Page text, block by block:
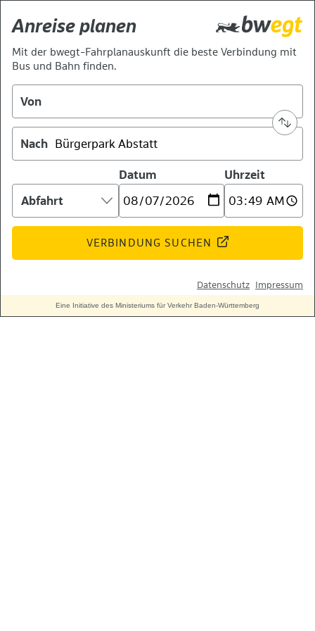
Anreise planen
Mit der bwegt-Fahrplanauskunft die beste Verbindung mit
Bus und Bahn finden.
Von
Nach
Abfahrt:
Datum Uhrzeit
VERBINDUNG SUCHEN
Datenschutz Impressum
Eine Initiative des Ministeriums für Verkehr Baden-Württemberg